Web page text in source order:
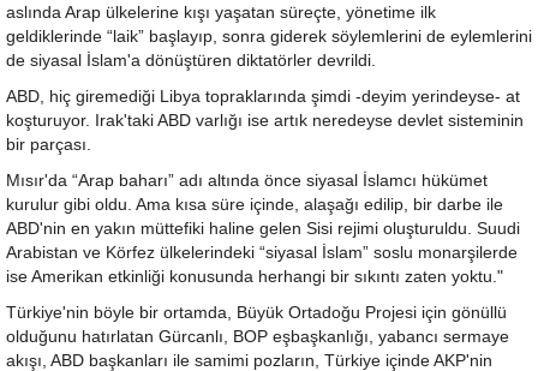
aslında Arap ülkelerine kışı yaşatan süreçte, yönetime ilk
geldiklerinde “laik” başlayıp, sonra giderek söylemlerini de eylemlerini
de siyasal İslam'a dönüştüren diktatörler devrildi.
ABD, hiç giremediği Libya topraklarında şimdi -deyim yerindeyse- at
koşturuyor. Irak'taki ABD varlığı ise artık neredeyse devlet sisteminin
bir parçası.
Mısır'da “Arap baharı” adı altında önce siyasal İslamcı hükümet
kurulur gibi oldu. Ama kısa süre içinde, alaşağı edilip, bir darbe ile
ABD'nin en yakın müttefiki haline gelen Sisi rejimi oluşturuldu. Suudi
Arabistan ve Körfez ülkelerindeki “siyasal İslam” soslu monarşilerde
ise Amerikan etkinliği konusunda herhangi bir sıkıntı zaten yoktu."
Türkiye'nin böyle bir ortamda, Büyük Ortadoğu Projesi için gönüllü
olduğunu hatırlatan Gürcanlı, BOP eşbaşkanlığı, yabancı sermaye
akışı, ABD başkanları ile samimi pozların, Türkiye içinde AKP'nin